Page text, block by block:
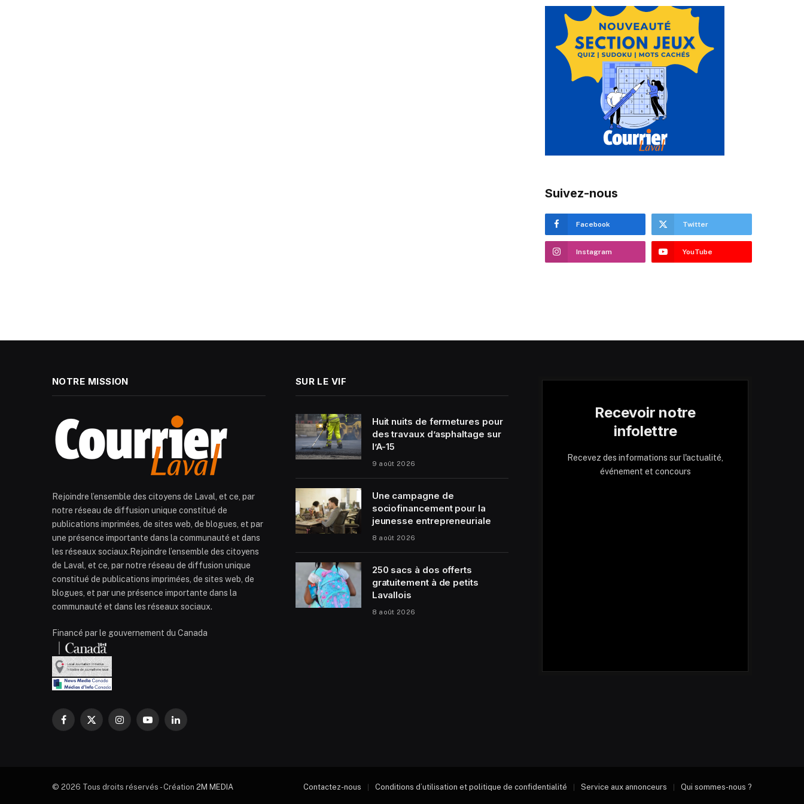
Suivez-nous
Facebook Twitter
Instagram YouTube
NOTRE MISSION
Rejoindre l’ensemble des citoyens de Laval, et ce, par
notre réseau de diffusion unique constitué de
publications imprimées, de sites web, de blogues, et par
une présence importante dans la communauté et dans
les réseaux sociaux.Rejoindre l’ensemble des citoyens
de Laval, et ce, par notre réseau de diffusion unique
constitué de publications imprimées, de sites web, de
blogues, et par une présence importante dans la
communauté et dans les réseaux sociaux.
Financé par le gouvernement du Canada
Facebook
X
InstagramYouTubeLinkedIn
SUR LE VIF
Huit nuits de fermetures pour
des travaux d’asphaltage sur
l’A-15
9 août 2026
Une campagne de
sociofinancement pour la
jeunesse entrepreneuriale
8 août 2026
250 sacs à dos offerts
gratuitement à de petits
Lavallois
8 août 2026
Recevoir notre
infolettre
Recevez des informations sur l'actualité,
événement et concours
© 2026 Tous droits réservés - Création 2M MEDIA Contactez-nous Conditions d’utilisation et politique de confidentialité Service aux annonceurs Qui sommes-nous ?